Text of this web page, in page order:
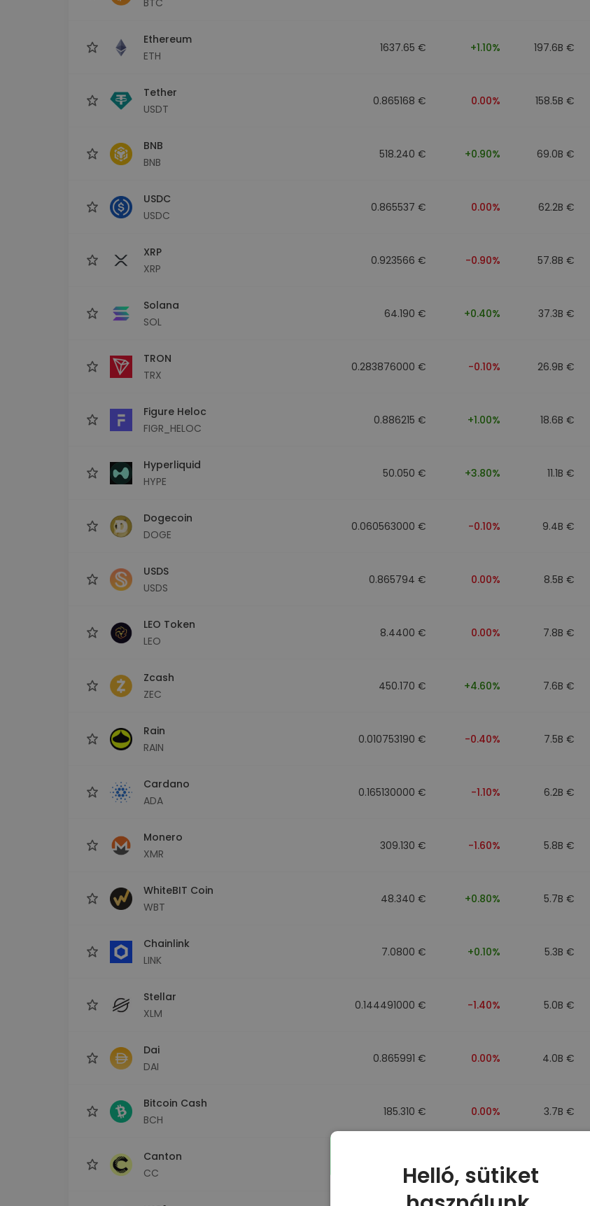
Ethereum
ETH
1637.65 € +1.10% 197.6B €
Tether
USDT
0.865168 € 0.00% 158.5B €
BNB
BNB
518.240 € +0.90% 69.0B €
USDC
USDC
0.865537 € 0.00% 62.2B €
XRP
XRP
0.923566 € -0.90% 57.8B €
Solana
SOL
64.190 € +0.40% 37.3B €
TRON
TRX
0.283876000 € -0.10% 26.9B €
Figure Heloc
FIGR_HELOC
0.886215 € +1.00% 18.6B €
Hyperliquid
HYPE
50.050 € +3.80% 11.1B €
Dogecoin
DOGE
0.060563000 € -0.10% 9.4B €
USDS
USDS
0.865794 € 0.00% 8.5B €
LEO Token
LEO
8.4400 € 0.00% 7.8B €
Zcash
ZEC
450.170 € +4.60% 7.6B €
Rain
RAIN
0.010753190 € -0.40% 7.5B €
Cardano
ADA
0.165130000 € -1.10% 6.2B €
Monero
XMR
309.130 € -1.60% 5.8B €
WhiteBIT Coin
WBT
48.340 € +0.80% 5.7B €
Chainlink
LINK
7.0800 € +0.10% 5.3B €
Stellar
XLM
0.144491000 € -1.40% 5.0B €
Dai
DAI
0.865991 € 0.00% 4.0B €
Bitcoin Cash
BCH
185.310 € 0.00% 3.7B €
Canton
CC
-5.80%
Helló, sütiket